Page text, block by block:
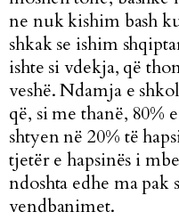
ne nuk kishim bash
shkak se ishim
ishte si vdekja, që
veshë. Ndamja e
që, si me thanë, 80%
shtyen në 20% të
tjetër e hapsinës i
ndoshta edhe ma pak
vendbanimet.